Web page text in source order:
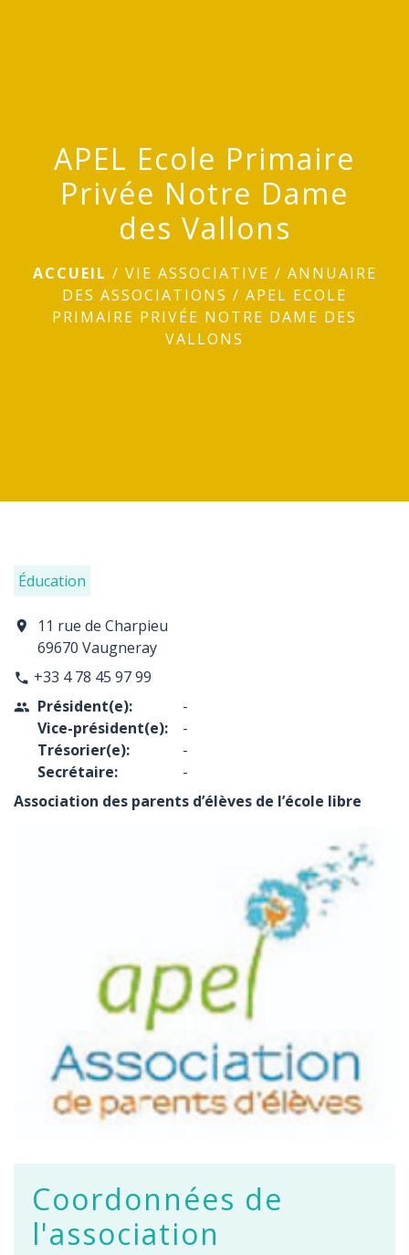
APEL Ecole Primaire
Privée Notre Dame
des Vallons
ACCUEIL / VIE ASSOCIATIVE / ANNUAIRE
DES ASSOCIATIONS / APEL ECOLE
PRIMAIRE PRIVÉE NOTRE DAME DES
VALLONS
Éducation
location_on
11 rue de Charpieu
69670 Vaugneray
phone +33 4 78 45 97 99
people Président(e):
Vice-président(e):
Trésorier(e):
Secrétaire:
-
-
-
-
Association des parents d’élèves de l’école libre
Coordonnées de
l'association